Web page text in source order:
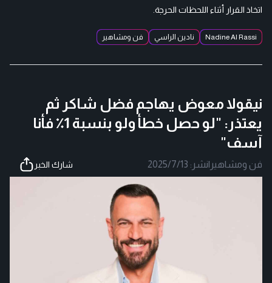
اتخاذ القرار أثناء اللحظات الحرجة.
Nadine Al Rassi نادين الراسي فن ومشاهير
نيقولا معوض يهاجم فضل شاكر ثم
يعتذر: "لو حصل خطأ ولو بنسبة 1٪ فأنا
آسف"
فن ومشاهير |نشر: 2025/7/13 شارك الخبر